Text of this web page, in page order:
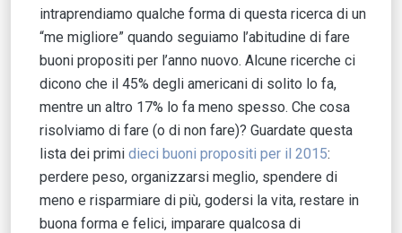
intraprendiamo qualche forma di questa ricerca di un
“me migliore” quando seguiamo l’abitudine di fare
buoni propositi per l’anno nuovo. Alcune ricerche ci
dicono che il 45% degli americani di solito lo fa,
mentre un altro 17% lo fa meno spesso. Che cosa
risolviamo di fare (o di non fare)? Guardate questa
lista dei primi dieci buoni propositi per il 2015:
perdere peso, organizzarsi meglio, spendere di
meno e risparmiare di più, godersi la vita, restare in
buona forma e felici, imparare qualcosa di